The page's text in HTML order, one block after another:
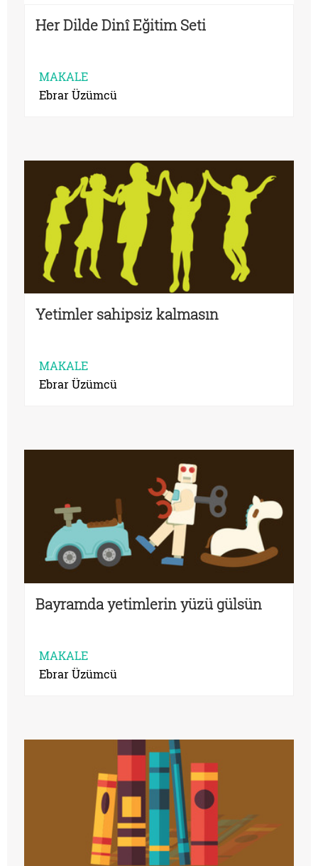
Her Dilde Dinî Eğitim Seti
MAKALE
Ebrar Üzümcü
Yetimler sahipsiz kalmasın
MAKALE
Ebrar Üzümcü
Bayramda yetimlerin yüzü gülsün
MAKALE
Ebrar Üzümcü